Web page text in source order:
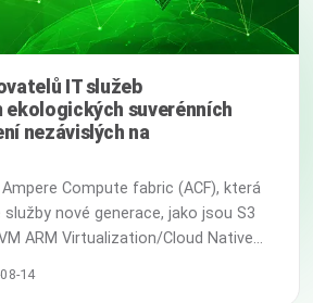
IT služeb
suverénních
nezávislých na
Compute fabric (ACF), která
nové generace, jako jsou S3
ARM Virtualization/Cloud Native
Gen Data fabric pro platformu IoT,
14